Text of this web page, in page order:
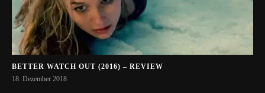
BETTER WATCH OUT (2016) – REVIEW
18. Dezember 2018